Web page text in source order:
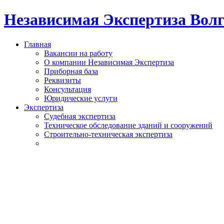
Независимая Экспертиза
Главная
Вакансии на работу
О компании Независимая Экспертиза
Приборная база
Реквизиты
Консультация
Юридические услуги
Экспертиза
Судебная экспертиза
Техническое обследование зданий и сооружений
Строительно-техническая экспертиза